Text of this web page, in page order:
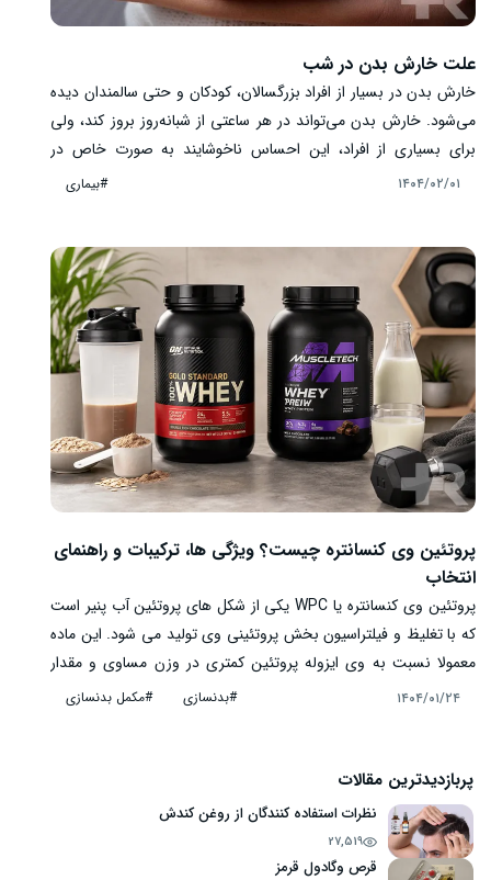
علت خارش بدن در شب
خارش بدن در بسیار از افراد بزرگسالان، کودکان و حتی سالمندان دیده
می‌شود. خارش بدن می‌تواند در هر ساعتی از شبانه‌روز بروز کند، ولی
برای بسیاری از افراد، این احساس ناخوشایند به صورت خاص در
ساعات شب و هنگام خواب تشدید می‌شود. بروز خارش شبانه نه تنها
نیاز به بررسی و درمان دارد. در ادامه، به بررسی علت خارش بدن در
شب و راه‌های درمانی خانگی و دارویی پرداخته شده است.
۱۴۰۴/۰۲/۰۱ #بیماری
پروتئین وی کنسانتره چیست؟ ویژگی ها، ترکیبات و راهنمای
انتخاب
پروتئین وی کنسانتره یا WPC یکی از شکل های پروتئین آب پنیر است
که با تغلیظ و فیلتراسیون بخش پروتئینی وی تولید می شود. این ماده
معمولا نسبت به وی ایزوله پروتئین کمتری در وزن مساوی و مقدار
بیشتری لاکتوز، کربوهیدرات و چربی دارد. با این حال، کنسانتره بودن
است. وی کنسانتره می تواند برای فردی که با غذای معمول به سختی
پروتئین کافی دریافت می کند، یک گزینه راحت و معمولا اقتصادی
باشد؛ اما برای همه ضروری نیست و جای رژیم غذایی متنوع، تمرین
مناسب و خواب کافی را نمی گیرد.
۱۴۰۴/۰۱/۲۴ #بدنسازی #مکمل بدنسازی
پربازدیدترین مقالات
نظرات استفاده کنندگان از روغن کندش
27,519
قرص وگادول قرمز